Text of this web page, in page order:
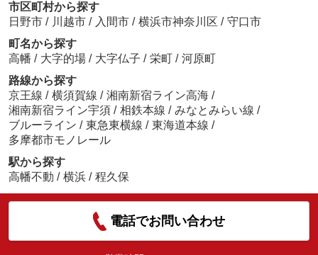
市区町村から探す
日野市 / 川越市 / 入間市 / 横浜市神奈川区 / 守口市
町名から探す
高幡 / 大字的場 / 大字仏子 / 栄町 / 河原町
路線から探す
京王線 / 横須賀線 / 湘南新宿ライン高海 /
湘南新宿ライン宇須 / 相鉄本線 / みなとみらい線 /
ブルーライン / 東急東横線 / 東海道本線 /
多摩都市モノレール
駅から探す
高幡不動 / 横浜 / 程久保
電話でお問い合わせ